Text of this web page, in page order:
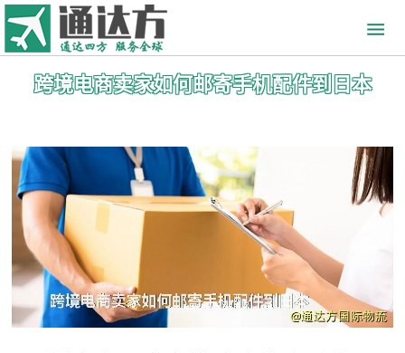
跨境电商卖家如何邮寄手机配件到日本